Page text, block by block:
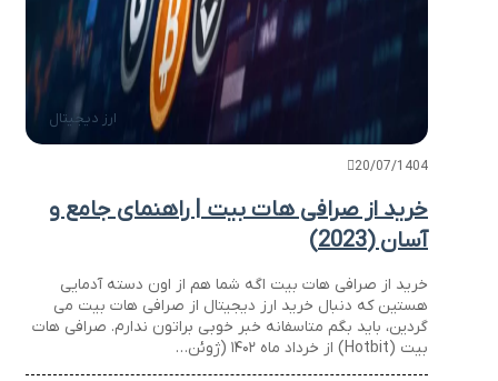
ارز دیجیتال
20/07/1404
خرید از صرافی هات بیت | راهنمای جامع و
آسان (2023)
خرید از صرافی هات بیت اگه شما هم از اون دسته آدمایی
هستین که دنبال خرید ارز دیجیتال از صرافی هات بیت می
گردین، باید بگم متاسفانه خبر خوبی براتون ندارم. صرافی هات
بیت (Hotbit) از خرداد ماه ۱۴۰۲ (ژوئن…